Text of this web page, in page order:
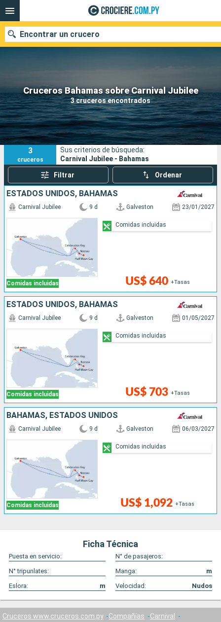
Cruceros Bahamas sobre Carnival Jubilee
3 cruceros encontrados
Encontrar un crucero
Nuestros destinos
Fecha de salida
Puertos Compañías
Buscar
3
cruceros
Sus criterios de búsqueda:
Carnival Jubilee - Bahamas
Filtrar Ordenar
ESTADOS UNIDOS, BAHAMAS
Comidas incluidas
Carnival Jubilee 9 d Galveston 23/01/2027
US$ 640 +Tasas
Comidas incluidas
ESTADOS UNIDOS, BAHAMAS
Comidas incluidas
Carnival Jubilee 9 d Galveston 01/05/2027
US$ 703 +Tasas
Comidas incluidas
BAHAMAS, ESTADOS UNIDOS
Comidas incluidas
Carnival Jubilee 9 d Galveston 06/03/2027
US$ 1,092 +Tasas
Comidas incluidas
Ficha Técnica
Puesta en servicio:
N° de pasajeros:
N° tripunlates:
Manga:
m
Eslora:
m Velocidad: Nudos
Cruceros www.cruceros.com.py Compañías
Carnival